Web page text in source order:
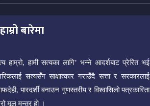
हाम्रो बारेमा
हाम्रो, हामी सत्यका लागि’ भन्ने आदर्शबाट प्रेरित भई
सत्यसँग साक्षात्कार गराउँदै सत्ता र सरकारलाई
पारदर्शी बनाउन गुणस्तरीय र विश्वासिलो पत्रकारिता
मूल मन्त्र हो ।